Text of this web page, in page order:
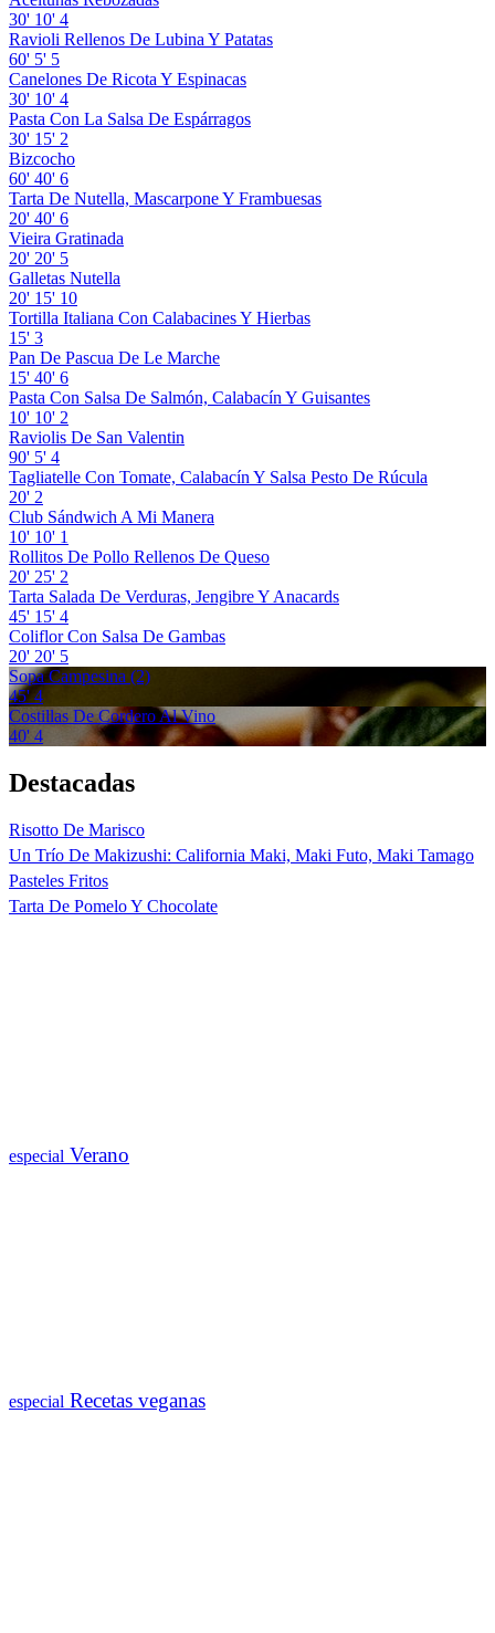
30' 10' 4
Ravioli Rellenos De Lubina Y Patatas
60' 5' 5
Canelones De Ricota Y Espinacas
30' 10' 4
Pasta Con La Salsa De Espárragos
30' 15' 2
Bizcocho
60' 40' 6
Tarta De Nutella, Mascarpone Y Frambuesas
20' 40' 6
Vieira Gratinada
20' 20' 5
Galletas Nutella
20' 15' 10
Tortilla Italiana Con Calabacines Y Hierbas
15' 3
Pan De Pascua De Le Marche
15' 40' 6
Pasta Con Salsa De Salmón, Calabacín Y Guisantes
10' 10' 2
Raviolis De San Valentin
90' 5' 4
Tagliatelle Con Tomate, Calabacín Y Salsa Pesto De Rúcula
20' 2
Club Sándwich A Mi Manera
10' 10' 1
Rollitos De Pollo Rellenos De Queso
20' 25' 2
Tarta Salada De Verduras, Jengibre Y Anacards
45' 15' 4
Coliflor Con Salsa De Gambas
20' 20' 5
Sopa Campesina (2)
45' 4
Costillas De Cordero Al Vino
40' 4
Destacadas
Risotto De Marisco
Un Trío De Makizushi: California Maki, Maki Futo, Maki Tamago
Pasteles Fritos
Tarta De Pomelo Y Chocolate
especial Verano
especial Recetas veganas